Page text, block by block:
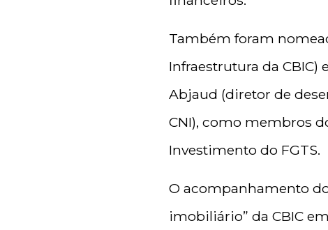
Também foram
Infraestrutura da CBIC)
Abjaud (diretor de
CNI), como membros
Investimento do FGTS.
O acompanhamento
imobiliário” da CBIC